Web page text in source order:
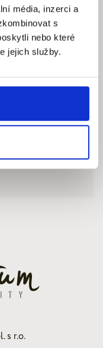
média, inzerci a
s
nebo které
jejich služby.
s r.o.